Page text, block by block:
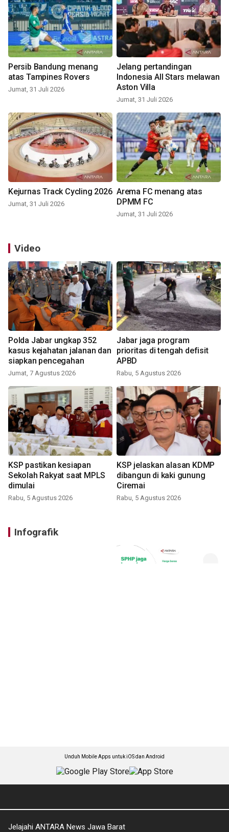
Persib Bandung menang
atas Tampines Rovers
Jumat, 31 Juli 2026
Jelang pertandingan
Indonesia All Stars melawan
Aston Villa
Jumat, 31 Juli 2026
Kejurnas Track Cycling 2026
Jumat, 31 Juli 2026
Arema FC menang atas
DPMM FC
Jumat, 31 Juli 2026
Video
Polda Jabar ungkap 352
kasus kejahatan jalanan dan
siapkan pencegahan
Jumat, 7 Agustus 2026
Jabar jaga program
prioritas di tengah defisit
APBD
Rabu, 5 Agustus 2026
KSP pastikan kesiapan
Sekolah Rakyat saat MPLS
dimulai
Rabu, 5 Agustus 2026
KSP jelaskan alasan KDMP
dibangun di kaki gunung
Ciremai
Rabu, 5 Agustus 2026
Infografik
Unduh Mobile Apps untuk iOS dan Android
Jelajahi ANTARA News Jawa Barat